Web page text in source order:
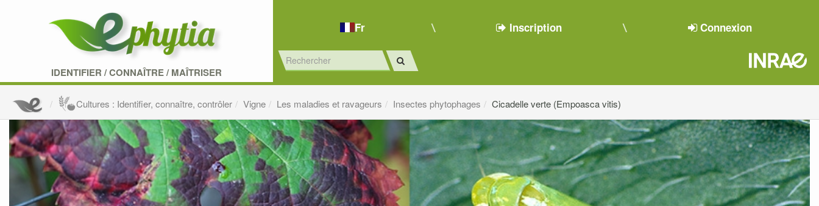
IDENTIFIER /CONNAÎTRE/MAÎTRISER
Fr Inscription Connexion
Cultures : Identifier, connaître, contrôler Vigne Les maladies et ravageurs Insectes phytophages Cicadelle verte (Empoasca vitis)